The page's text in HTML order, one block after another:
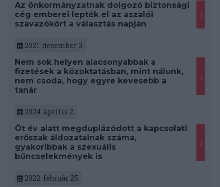
Az önkormányzatnak dolgozó biztonsági
cég emberei lepték el az aszalói
szavazókört a választás napján
2021. december 3.
Nem sok helyen alacsonyabbak a
fizetések a közoktatásban, mint nálunk,
nem csoda, hogy egyre kevesebb a
tanár
2024. április 2.
Öt év alatt megduplázódott a kapcsolati
erőszak áldozatainak száma,
gyakoribbak a szexuális
bűncselekmények is
2022. február 25.